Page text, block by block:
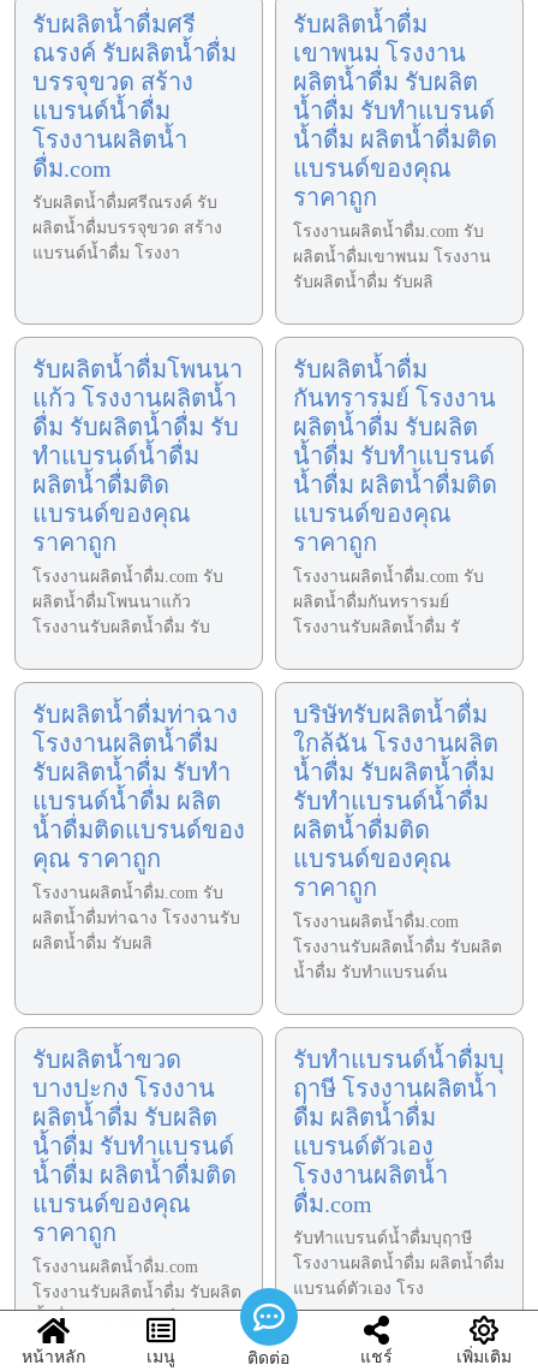
รับผลิตน้ำดื่มศรี
ณรงค์ รับผลิตน้ำดื่ม
บรรจุขวด สร้าง
แบรนด์น้ำดื่ม
โรงงานผลิตน้ำ
ดื่ม.com
รับผลิตน้ำดื่มศรีณรงค์ รับ
ผลิตน้ำดื่มบรรจุขวด สร้าง
แบรนด์น้ำดื่ม โรงงา
รับผลิตน้ำดื่ม
เขาพนม โรงงาน
ผลิตน้ำดื่ม รับผลิต
น้ำดื่ม รับทำแบรนด์
น้ำดื่ม ผลิตน้ำดื่มติด
แบรนด์ของคุณ
ราคาถูก
โรงงานผลิตน้ำดื่ม.com รับ
ผลิตน้ำดื่มเขาพนม โรงงาน
รับผลิตน้ำดื่ม รับผลิ
รับผลิตน้ำดื่มโพนนา
แก้ว โรงงานผลิตน้ำ
ดื่ม รับผลิตน้ำดื่ม รับ
ทำแบรนด์น้ำดื่ม
ผลิตน้ำดื่มติด
แบรนด์ของคุณ
ราคาถูก
โรงงานผลิตน้ำดื่ม.com รับ
ผลิตน้ำดื่มโพนนาแก้ว
โรงงานรับผลิตน้ำดื่ม รับ
รับผลิตน้ำดื่ม
กันทรารมย์ โรงงาน
ผลิตน้ำดื่ม รับผลิต
น้ำดื่ม รับทำแบรนด์
น้ำดื่ม ผลิตน้ำดื่มติด
แบรนด์ของคุณ
ราคาถูก
โรงงานผลิตน้ำดื่ม.com รับ
ผลิตน้ำดื่มกันทรารมย์
โรงงานรับผลิตน้ำดื่ม รั
รับผลิตน้ำดื่มท่าฉาง
โรงงานผลิตน้ำดื่ม
รับผลิตน้ำดื่ม รับทำ
แบรนด์น้ำดื่ม ผลิต
น้ำดื่มติดแบรนด์ของ
คุณ ราคาถูก
โรงงานผลิตน้ำดื่ม.com รับ
ผลิตน้ำดื่มท่าฉาง โรงงานรับ
ผลิตน้ำดื่ม รับผลิ
บริษัทรับผลิตน้ำดื่ม
ใกล้ฉัน โรงงานผลิต
น้ำดื่ม รับผลิตน้ำดื่ม
รับทำแบรนด์น้ำดื่ม
ผลิตน้ำดื่มติด
แบรนด์ของคุณ
ราคาถูก
โรงงานผลิตน้ำดื่ม.com
โรงงานรับผลิตน้ำดื่ม รับผลิต
น้ำดื่ม รับทำแบรนด์น
รับผลิตน้ำขวด
บางปะกง โรงงาน
ผลิตน้ำดื่ม รับผลิต
น้ำดื่ม รับทำแบรนด์
น้ำดื่ม ผลิตน้ำดื่มติด
แบรนด์ของคุณ
ราคาถูก
โรงงานผลิตน้ำดื่ม.com
โรงงานรับผลิตน้ำดื่ม รับผลิต
น้ำดื่ม รับทำแบรนด์น
รับทำแบรนด์น้ำดื่มบุ
ฤาษี โรงงานผลิตน้ำ
ดื่ม ผลิตน้ำดื่ม
แบรนด์ตัวเอง
โรงงานผลิตน้ำ
ดื่ม.com
รับทำแบรนด์น้ำดื่มบุฤาษี
โรงงานผลิตน้ำดื่ม ผลิตน้ำดื่ม
แบรนด์ตัวเอง โรง
หน้าหลัก เมนู ติดต่อ แชร์ เพิ่มเติม